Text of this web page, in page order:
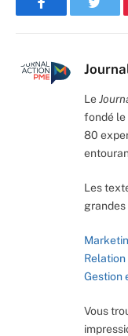
Le
fondé le
80
Les
grandes
Gestion
Vous